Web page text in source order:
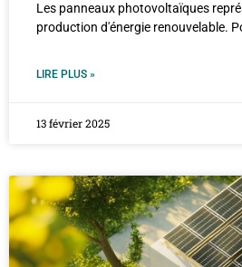
Les panneaux photovoltaïques
production d'énergie renouvelable.
LIRE PLUS »
13 février 2025